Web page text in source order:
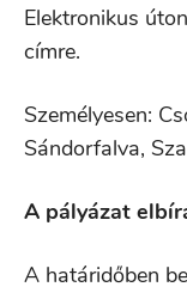
Elektronikus
címre.
Személyesen:
Sándorfalva,
A pályázat
A határidőben